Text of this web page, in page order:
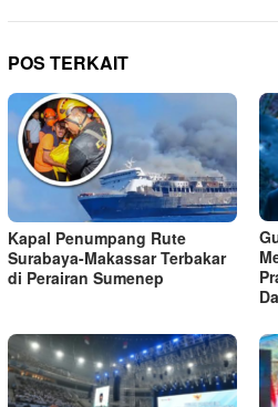
POS TERKAIT
Kapal Penumpang Rute
Surabaya-Makassar Terbakar
di Perairan Sumenep